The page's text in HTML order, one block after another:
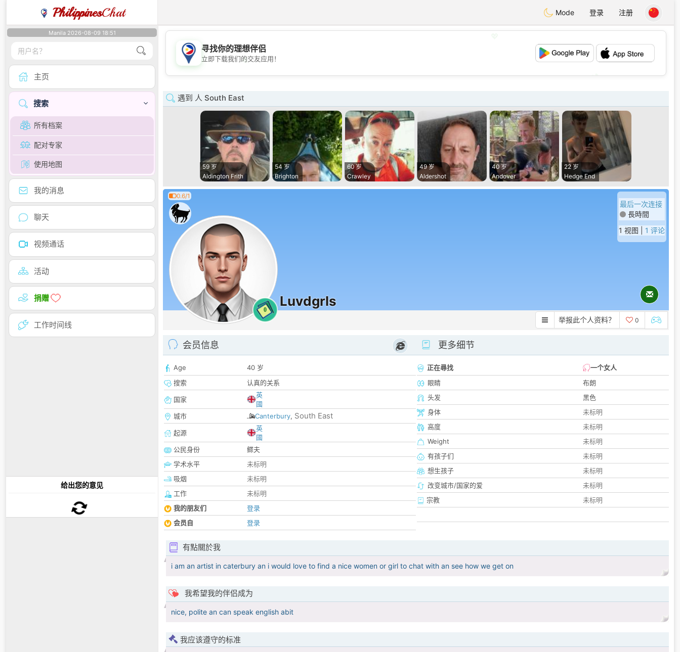
PhilippinesChat Mode 登录 注册
Manila 2026-08-09 18:51
主页
搜索
所有档案
配对专家
使用地图
我的消息
聊天
视频通话
活动
捐赠
工作时间线
给出您的意见
💖
💕
寻找你的理想伴侣
立即下载我们的交友应用！
遇到 人 South East
59 岁
Aldington Frith
54 岁
Brighton
60 岁
Crawley
49 岁
Aldershot
40 岁
Andover
22 岁
Hedge End
0.6/1
0
Luvdgrls
最后一次连接
長時間
1 视图 | 1 评论
举报此个人资料？ 0
会员信息
Age
40 岁
搜索
认真的关系
国家
英
國
城市
Canterbury, South East
起源
英
國
公民身份
鳏夫
学术水平
未标明
吸烟
未标明
工作
未标明
我的朋友们
登录
会员自
登录
更多细节
正在尋找
一个女人
眼睛
布朗
头发
黑色
身体
未标明
高度
未标明
Weight
未标明
有孩子们
未标明
想生孩子
未标明
改变城市/国家的爱
未标明
宗教
未标明
有點關於我
i am an artist in caterbury an i would love to find a nice women or girl to chat with an see how we get on
我希望我的伴侣成为
nice, polite an can speak english abit
我应该遵守的标准